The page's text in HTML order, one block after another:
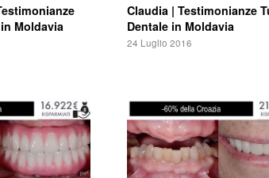
Moldavia
Claudia | Testimonianze
Dentale in Moldavia
24 Luglio 2016